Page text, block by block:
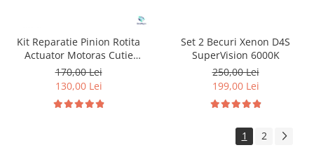
Kit Reparatie Pinion Rotita
Actuator Motoras Cutie
Transfer pentru BMW
170,00 Lei
130,00 Lei
Set 2 Becuri Xenon D4S
SuperVision 6000K
250,00 Lei
199,00 Lei
1 2